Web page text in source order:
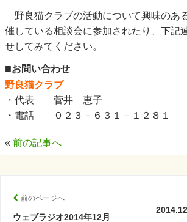
野良猫クラブの活動について興味のあ
催している相談会に参加されたり、下記
せしてみてください。
■お問い合わせ
野良猫クラブ
・代表 菅井 恵子
・電話 ０２３－６３１－１２８１
« 前の記事へ
前のページへ
ウェブラジオ2014年12月